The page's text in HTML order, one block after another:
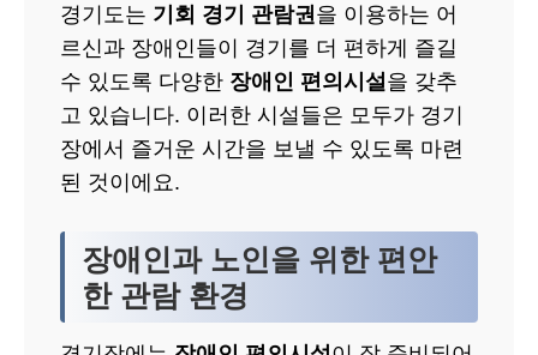
경기도는 기회 경기 관람권 을 이용하는 어
르신과 장애인들이 경기를 더 편하게 즐길
수 있도록 다양한 장애인 편의시설을 갖추
고 있습니다. 이러한 시설들은 모두가 경기
장에서 즐거운 시간을 보낼 수 있도록 마련
된 것이에요.
장애인과 노인을 위한 편안
한 관람 환경